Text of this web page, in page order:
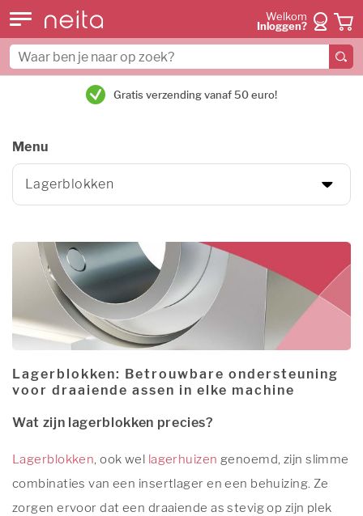
Welkom
Inloggen?
Gratis verzending vanaf 50 euro!
Menu
Lagerblokken: Betrouwbare ondersteuning
voor draaiende assen in elke machine
Wat zijn lagerblokken precies?
Lagerblokken, ook wel lagerhuizen genoemd, zijn slimme
combinaties van een insertlager en een behuizing. Ze
zorgen ervoor dat een draaiende as stevig op zijn plek